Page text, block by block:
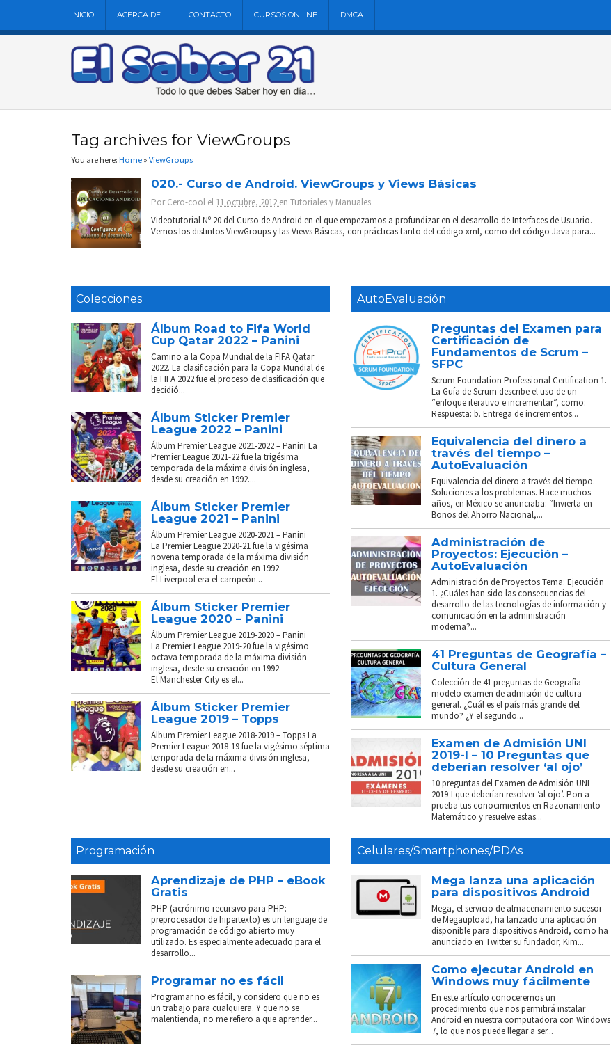
INICIO ACERCA DE… CONTACTO CURSOS ONLINE DMCA
Tag archives for ViewGroups
You are here: Home » ViewGroups
020.- Curso de Android. ViewGroups y Views Básicas
PorCero-cool el 11 octubre, 2012 en Tutoriales y Manuales
Videotutorial Nº 20 del Curso de Android en el que empezamos a profundizar en el desarrollo de Interfaces de Usuario.
Vemos los distintos ViewGroups y las Views Básicas, con prácticas tanto del código xml, como del código Java para...
Colecciones
Álbum Road to Fifa World
Cup Qatar 2022 – Panini
Camino a la Copa Mundial de la FIFA Qatar
2022. La clasificación para la Copa Mundial de
la FIFA 2022 fue el proceso de clasificación que
decidió...
Álbum Sticker Premier
League 2022 – Panini
Álbum Premier League 2021-2022 – Panini La
Premier League 2021-22 fue la trigésima
temporada de la máxima división inglesa,
desde su creación en 1992....
Álbum Sticker Premier
League 2021 – Panini
Álbum Premier League 2020-2021 – Panini
La Premier League 2020-21 fue la vigésima
novena temporada de la máxima división
inglesa, desde su creación en 1992.
El Liverpool era el campeón...
Álbum Sticker Premier
League 2020 – Panini
Álbum Premier League 2019-2020 – Panini
La Premier League 2019-20 fue la vigésimo
octava temporada de la máxima división
inglesa, desde su creación en 1992.
El Manchester City es el...
Álbum Sticker Premier
League 2019 – Topps
Álbum Premier League 2018-2019 – Topps La
Premier League 2018-19 fue la vigésimo séptima
temporada de la máxima división inglesa,
desde su creación en...
AutoEvaluación
Preguntas del Examen para
Certificación de
Fundamentos de Scrum –
SFPC
Scrum Foundation Professional Certification 1.
La Guía de Scrum describe el uso de un
“enfoque iterativo e incrementar”, como:
Respuesta: b. Entrega de incrementos...
Equivalencia del dinero a
través del tiempo –
AutoEvaluación
Equivalencia del dinero a través del tiempo.
Soluciones a los problemas. Hace muchos
años, en México se anunciaba: “Invierta en
Bonos del Ahorro Nacional,...
Administración de
Proyectos: Ejecución –
AutoEvaluación
Administración de Proyectos Tema: Ejecución
1. ¿Cuáles han sido las consecuencias del
desarrollo de las tecnologías de información y
comunicación en la administración
moderna?...
41 Preguntas de Geografía –
Cultura General
Colección de 41 preguntas de Geografía
modelo examen de admisión de cultura
general. ¿Cuál es el país más grande del
mundo? ¿Y el segundo...
Examen de Admisión UNI
2019-I – 10 Preguntas que
deberían resolver ‘al ojo’
10 preguntas del Examen de Admisión UNI
2019-I que deberían resolver ‘al ojo’. Pon a
prueba tus conocimientos en Razonamiento
Matemático y resuelve estas...
Programación
Aprendizaje de PHP – eBook
Gratis
PHP (acrónimo recursivo para PHP:
preprocesador de hipertexto) es un lenguaje de
programación de código abierto muy
utilizado. Es especialmente adecuado para el
desarrollo...
Programar no es fácil
Programar no es fácil, y considero que no es
un trabajo para cualquiera. Y que no se
malentienda, no me refiero a que aprender...
Celulares/Smartphones/PDAs
Mega lanza una aplicación
para dispositivos Android
Mega, el servicio de almacenamiento sucesor
de Megaupload, ha lanzado una aplicación
disponible para dispositivos Android, como ha
anunciado en Twitter su fundador, Kim...
Como ejecutar Android en
Windows muy fácilmente
En este artículo conoceremos un
procedimiento que nos permitirá instalar
Android en nuestra computadora con Windows
7, lo que nos puede llegar a ser...